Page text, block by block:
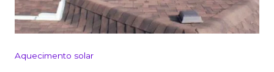
Aquecimento solar